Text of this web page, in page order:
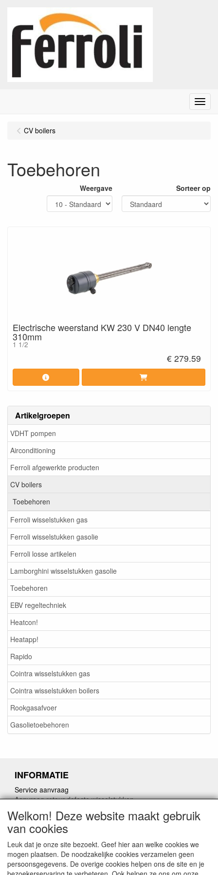
Menu
Artikelgroepen
VDHT pompen
Airconditioning
Ferroli afgewerkte producten
CV boilers
Toebehoren
Ferroli wisselstukken gas
Ferroli wisselstukken gasolie
Ferroli losse artikelen
Lamborghini wisselstukken gasolie
Toebehoren
EBV regeltechniek
Heatcon!
Heatapp!
Rapido
Cointra wisselstukken gas
Cointra wisselstukken boilers
Rookgasafvoer
Gasolietoebehoren
CV boilers
Toebehoren
Weergave Sorteer op
Electrische weerstand KW 230 V DN40 lengte
310mm
1 1/2
€ 279.59
INFORMATIE
Service aanvraag
Aanvraag retour defecte wisselstukken
CONTACTGEGEVENS
Welkom! Deze website maakt gebruik
van cookies
Leuk dat je onze site bezoekt. Geef hier aan welke cookies we
mogen plaatsen. De noodzakelijke cookies verzamelen geen
persoonsgegevens. De overige cookies helpen ons de site en je